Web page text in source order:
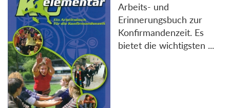
Arbeits- und
Erinnerungsbuch zur
Konfirmandenzeit. Es
bietet die wichtigsten ...